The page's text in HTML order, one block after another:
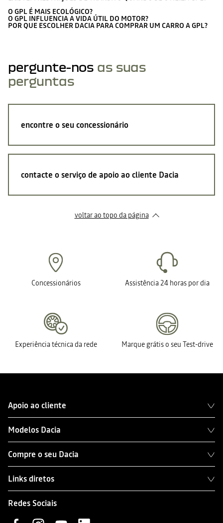
O GPL É MAIS ECOLÓGICO?
O GPL INFLUENCIA A VIDA ÚTIL DO MOTOR?
POR QUE ESCOLHER DACIA PARA COMPRAR UM CARRO A GPL?
pergunte-nos as suas
perguntas
encontre o seu concessionário
contacte o serviço de apoio ao cliente Dacia
voltar ao topo da página
Concessionários Assistência 24 horas por dia
Experiência técnica da rede Marque grátis o seu Test-drive
Apoio ao cliente
Modelos Dacia
Compre o seu Dacia
Links diretos
Redes Sociais